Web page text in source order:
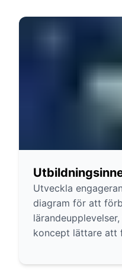
Utveckla
diagram för att
koncept lättare att